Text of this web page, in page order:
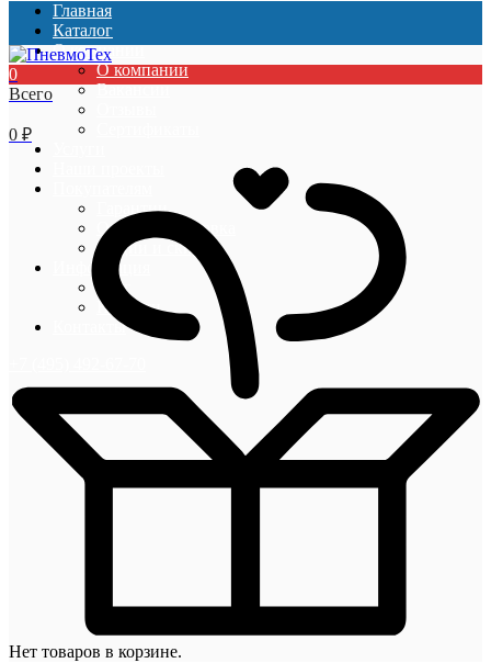
Главная
Каталог
О компании
О компании
Вакансии
Гарантии
Оплата и доставка
Акции и скидки
Информация
Блог
Новости
Контакты
0
Всего
0 ₽
Нет товаров в корзине.